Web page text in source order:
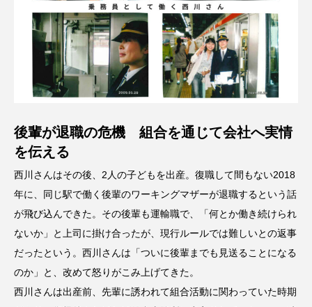
後輩が退職の危機 組合を通じて会社へ実情
を伝える
西川さんはその後、2人の子どもを出産。復職して間もない2018
年に、同じ駅で働く後輩のワーキングマザーが退職するという話
が飛び込んできた。その後輩も運輸職で、「何とか働き続けられ
ないか」と上司に掛け合ったが、現行ルールでは難しいとの返事
だったという。西川さんは「ついに後輩までも見送ることになる
のか」と、改めて怒りがこみ上げてきた。
西川さんは出産前、先輩に誘われて組合活動に関わっていた時期